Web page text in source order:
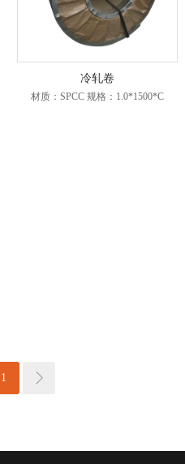
冷轧卷
材质：SPCC 规格：1.0*1500*C
1